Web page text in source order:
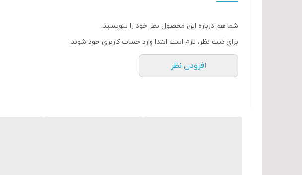
شما هم درباره این محصول نظر خود را بنویسید.
برای ثبت نظر، لازم است ابتدا وارد حساب کاربری خود شوید.
افزودن نظر